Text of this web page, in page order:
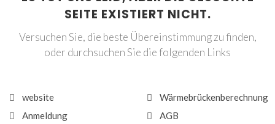
SEITE EXISTIERT NICHT.
Versuchen Sie, die beste Übereinstimmung zu finden,
oder durchsuchen Sie die folgenden Links
website
Anmeldung
Wärmebrückenberechnung
AGB